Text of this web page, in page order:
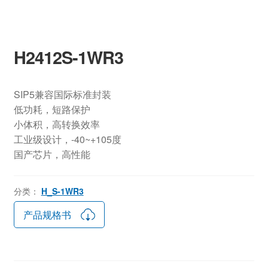
H2412S-1WR3
SIP5兼容国际标准封装
低功耗，短路保护
小体积，高转换效率
工业级设计，-40~+105度
国产芯片，高性能
分类： H_S-1WR3
产品规格书